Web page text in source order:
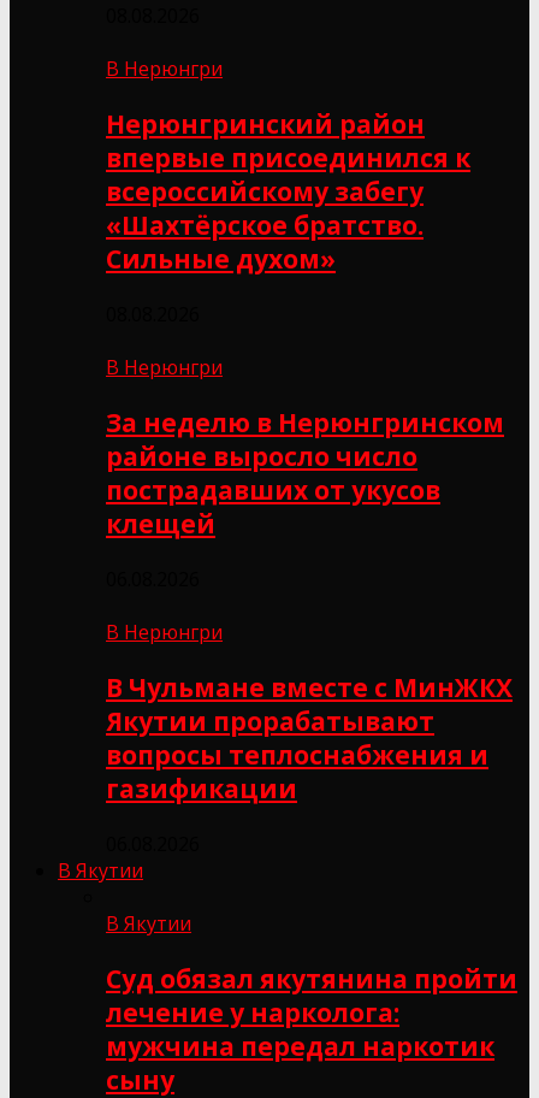
В Нерюнгри
Нерюнгринский район
впервые присоединился к
всероссийскому забегу
«Шахтёрское братство.
Сильные духом»
В Нерюнгри
За неделю в Нерюнгринском
районе выросло число
пострадавших от укусов
клещей
В Нерюнгри
В Чульмане вместе с МинЖКХ
Якутии прорабатывают
вопросы теплоснабжения и
газификации
В Якутии
В Якутии
Суд обязал якутянина пройти
лечение у нарколога:
мужчина передал наркотик
сыну